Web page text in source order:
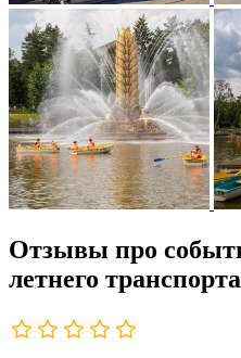
Отзывы про
летнего